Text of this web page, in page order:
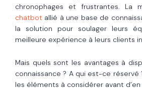
chronophages et frustrantes. La
chatbot allié à une base de
la solution pour soulager leurs
meilleure expérience à leurs clients
Mais quels sont les avantages à
connaissance ? A qui est-ce réservé
les éléments à considérer avant